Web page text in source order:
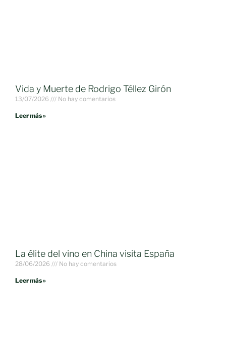
Vida y Muerte de Rodrigo Téllez Girón
13/07/2026 No hay comentarios
Leer más »
La élite del vino en China visita España
28/06/2026 No hay comentarios
Leer más »